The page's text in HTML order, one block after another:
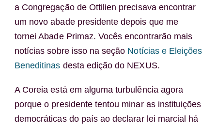
a Congregação de Ottilien precisava encontrar
um novo abade presidente depois que me
tornei Abade Primaz. Vocês encontrarão mais
notícias sobre isso na seção Notícias e Eleições
Beneditinas desta edição do NEXUS.
A Coreia está em alguma turbulência agora
porque o presidente tentou minar as instituições
democráticas do país ao declarar lei marcial há